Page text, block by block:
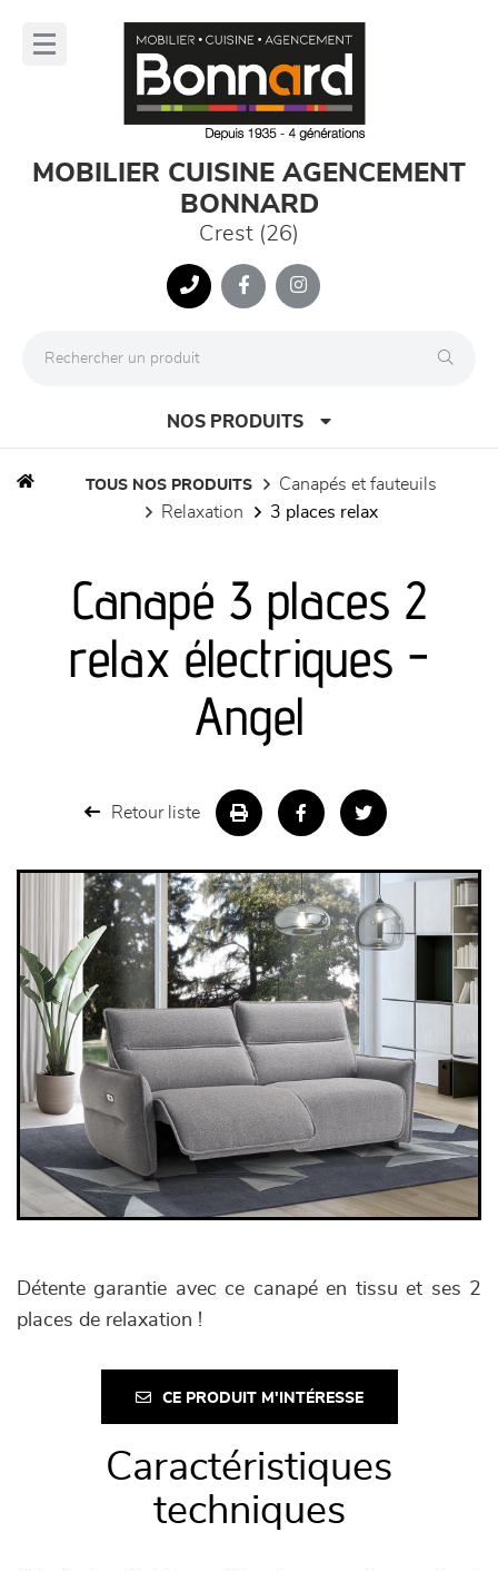
MOBILIER CUISINE AGENCEMENT
BONNARD
Crest (26)
NOS PRODUITS
séjours
meubles de complément
chambres et dressing
TOUS NOS PRODUITS
canapés et fauteuils
relaxation
3 places relax
Canapé 3 places 2
relax électriques -
Angel
Retour liste
Détente garantie avec ce canapé en tissu et ses 2
places de relaxation !
CE PRODUIT M'INTÉRESSE
Caractéristiques
techniques